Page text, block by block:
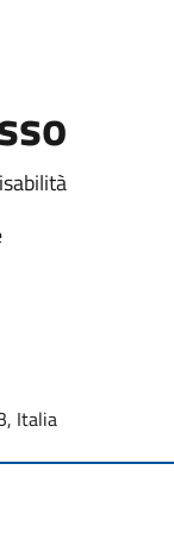
Italia